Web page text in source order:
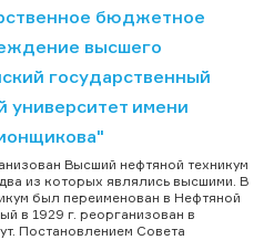
бюджетное
высшего
государственный
университет имени
Высший нефтяной техникум
из которых являлись высшими. В
был переименован в Нефтяной
в 1929 г. реорганизован в
Постановлением Совета